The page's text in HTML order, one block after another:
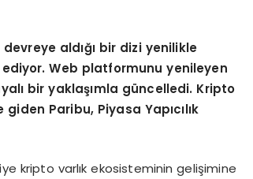
aldığı bir dizi yenilikle
Web platformunu yenileyen
bir yaklaşımla güncelledi. Kripto
Paribu, Piyasa Yapıcılık
kripto varlık ekosisteminin gelişimine